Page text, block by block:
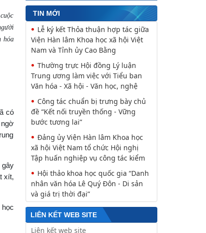
hóa
có
gây
xít,
học
TIN MỚI
thống, vững bước tương lai”
Khai mạc trưng bày “Kết nối
truyền thống, Vững bước tương lai”
Lễ ký kết Thỏa thuận hợp tác giữa
Viện Hàn lâm Khoa học xã hội Việt
Nam và Tỉnh ủy Cao Bằng
Thường trực Hội đồng Lý luận
Trung ương làm việc với Tiểu ban
Văn hóa - Xã hội - Văn học, nghệ
Công tác chuẩn bị trưng bày chủ
đề “Kết nối truyền thống - Vững
bước tương lai”
Đảng ủy Viện Hàn lâm Khoa học
xã hội Việt Nam tổ chức Hội nghị
Tập huấn nghiệp vụ công tác kiểm
Hội thảo khoa học quốc gia “Danh
nhân văn hóa Lê Quý Đôn - Di sản
và giá trị thời đại”
LIÊN KẾT WEB SITE